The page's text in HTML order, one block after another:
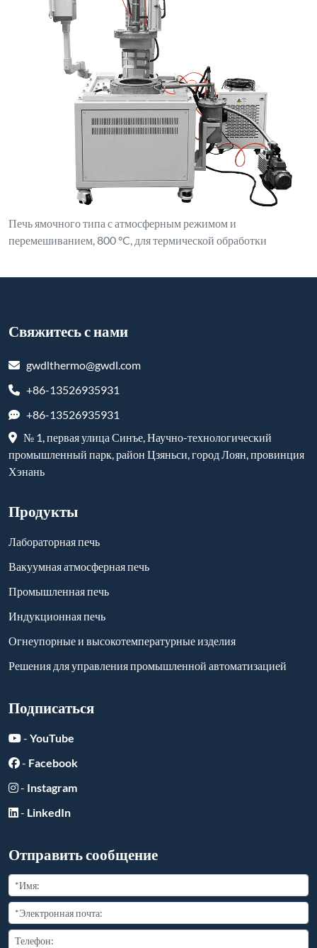
Печь ямочного типа с атмосферным режимом и
перемешиванием, 800 °C, для термической обработки
Свяжитесь с нами
gwdlthermo@gwdl.com
+86-13526935931
+86-13526935931
№ 1, первая улица Синъе, Научно-технологический
промышленный парк, район Цзяньси, город Лоян, провинция
Хэнань
Продукты
Лабораторная печь
Вакуумная атмосферная печь
Промышленная печь
Индукционная печь
Огнеупорные и высокотемпературные изделия
Решения для управления промышленной автоматизацией
Подписаться
- YouTube
- Facebook
- Instagram
- LinkedIn
Отправить сообщение